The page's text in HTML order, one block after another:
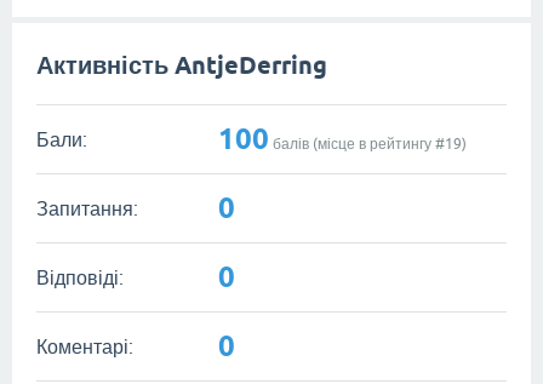
Активність AntjeDerring
Бали: 100 балів (місце в рейтингу #19)
Запитання: 0
Відповіді: 0
Коментарі: 0